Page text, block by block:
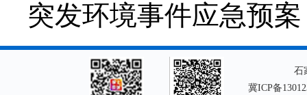
突发环境事件应急预